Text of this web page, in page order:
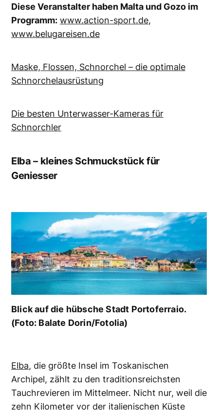
Diese Veranstalter haben Malta und Gozo im
Programm: www.action-sport.de,
www.belugareisen.de
Maske, Flossen, Schnorchel – die optimale
Schnorchelausrüstung
Die besten Unterwasser-Kameras für
Schnorchler
Elba – kleines Schmuckstück für
Geniesser
Blick auf die hübsche Stadt Portoferraio.
(Foto: Balate Dorin/Fotolia)
Elba, die größte Insel im Toskanischen
Archipel, zählt zu den traditionsreichsten
Tauchrevieren im Mittelmeer. Nicht nur, weil die
zehn Kilometer vor der italienischen Küste